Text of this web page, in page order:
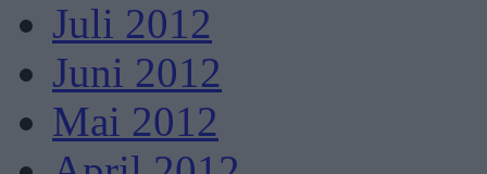
Juli 2012
Juni 2012
Mai 2012